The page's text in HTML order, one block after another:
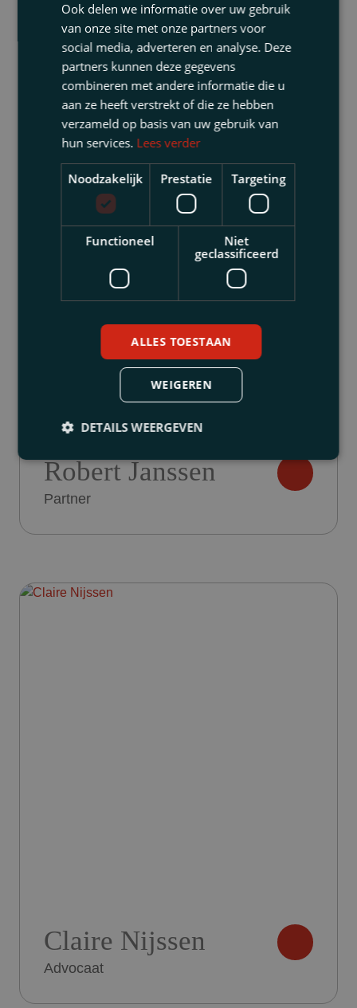
Robert Janssen
Partner
Claire Nijssen
Advocaat
Ook delen we informatie over uw gebruik
van onze site met onze partners voor
social media, adverteren en analyse. Deze
partners kunnen deze gegevens
combineren met andere informatie die u
aan ze heeft verstrekt of die ze hebben
verzameld op basis van uw gebruik van
hun services. Lees verder
Noodzakelijk Prestatie Targeting
Functioneel
Niet
geclassificeerd
ALLES TOESTAAN
WEIGEREN
DETAILS WEERGEVEN